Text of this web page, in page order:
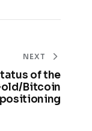
NEXT
of the
Bitcoin
positioning